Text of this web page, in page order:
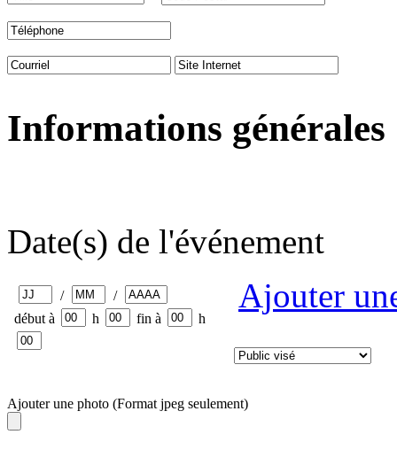
Informations générales
Date(s) de l'événement
/
/
début à
h fin à h
Ajouter
Ajouter une photo (Format jpeg seulement)